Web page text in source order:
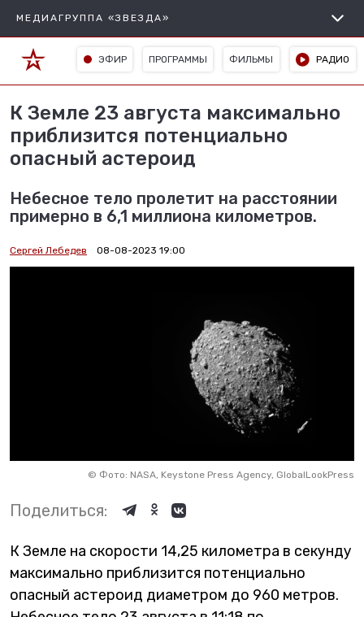
МЕДИАГРУППА «ЗВЕЗДА»
ЭФИР ПРОГРАММЫ ФИЛЬМЫ РАДИО
К Земле 23 августа максимально
приблизится потенциально
опасный астероид
Небесное тело пролетит на расстоянии
примерно в 6,1 миллиона километров.
Сергей Лебедев 08-08-2023 19:00
© Фото: NASA, Keystone Press Agency, GlobalLookPress
Поделиться:
К Земле на скорости 14,25 километра в секунду
максимально приблизится потенциально
опасный астероид диаметром до 960 метров.